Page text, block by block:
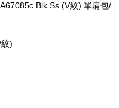
Blk Ss (V紋) 單肩包/
)